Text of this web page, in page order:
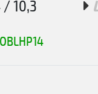
/ 10,3